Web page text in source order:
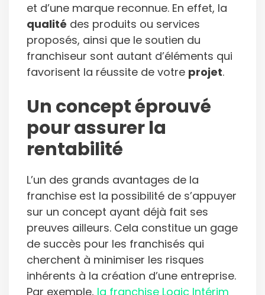
et d’une marque reconnue. En effet, la
qualité des produits ou services
proposés, ainsi que le soutien du
franchiseur sont autant d’éléments qui
favorisent la réussite de votre projet.
Un concept éprouvé
pour assurer la
rentabilité
L’un des grands avantages de la
franchise est la possibilité de s’appuyer
sur un concept ayant déjà fait ses
preuves ailleurs. Cela constitue un gage
de succès pour les franchisés qui
cherchent à minimiser les risques
inhérents à la création d’une entreprise.
Par exemple, la franchise Logic Intérim